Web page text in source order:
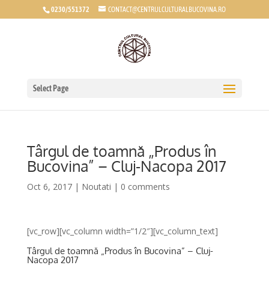
0230/551372 CONTACT@CENTRULCULTURALBUCOVINA.RO
Select Page
Târgul de toamnă „Produs în
Bucovina” – Cluj-Nacopa 2017
Oct 6, 2017| Noutati | 0 comments
[vc_row][vc_column width=”1/2″][vc_column_text]
Târgul de toamnă „Produs în Bucovina” – Cluj-
Nacopa 2017